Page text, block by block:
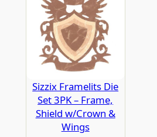
Sizzix Framelits Die
Set 3PK – Frame,
Shield w/Crown &
Wings